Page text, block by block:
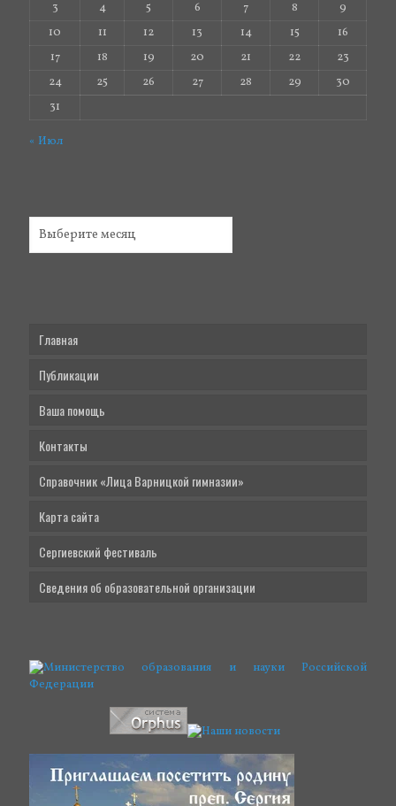
3
4 5 6 7 8
9
10
11 12 13 14 15
16
17
18 19 20 21 22
23
24
25 26 27 28 29
30
31
« Июл
Главная
Публикации
Ваша помощь
Контакты
Справочник «Лица Варницкой гимназии»
Карта сайта
Сергиевский фестиваль
Сведения об образовательной организации